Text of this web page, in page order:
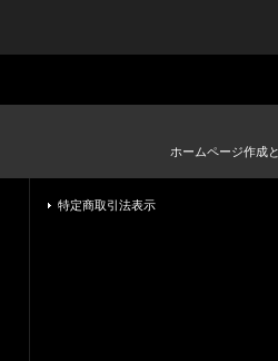
ホームページ作成
特定商取引法表示